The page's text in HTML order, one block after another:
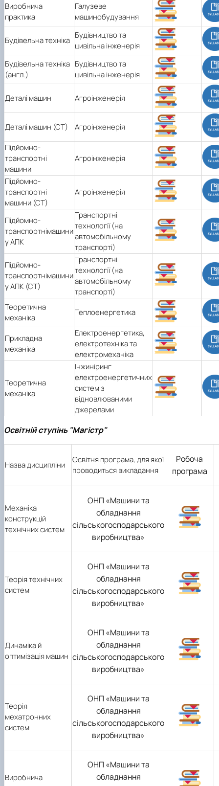
Виробнича
практика
Галузеве
машинобудування
Будівельна техніка
Будівництво та
цивільна інженерія
Будівельна техніка
(англ.)
Будівництво та
цивільна інженерія
Деталі машин Агроінженерія
Деталі машин (СТ)
Агроінженерія
Підйомно-
транспортні
машини
Агроінженерія
Підйомно-
транспортні
машини (СТ)
Агроінженерія
Підйомно-
транспортнімашини
у АПК
Транспортні
технології (на
автомобільному
транспорті)
Підйомно-
транспортнімашини
у АПК (СТ)
Транспортні
технології (на
автомобільному
транспорті)
Теоретична
механіка
Теплоенергетика
Прикладна
механіка
Електроенергетика,
електротехніка та
електромеханіка
Теоретична
механіка
Інжиніринг
електроенергетичних
систем з
відновлюваними
джерелами
Освітній ступінь "Магістр"
Назва дисципліни
Освітня програма, для якої
проводиться викладання
Робоча
програма
Механіка
конструкцій
технічних систем
ОНП «Машини та
обладнання
сільськогосподарського
виробництва»
Теорія технічних
систем
ОНП «Машини та
обладнання
сільськогосподарського
виробництва»
Динаміка й
оптимізація машин
ОНП «Машини та
обладнання
сільськогосподарського
виробництва»
Теорія
мехатронних
систем
ОНП «Машини та
обладнання
сільськогосподарського
виробництва»
Виробнича
ОНП «Машини та
обладнання